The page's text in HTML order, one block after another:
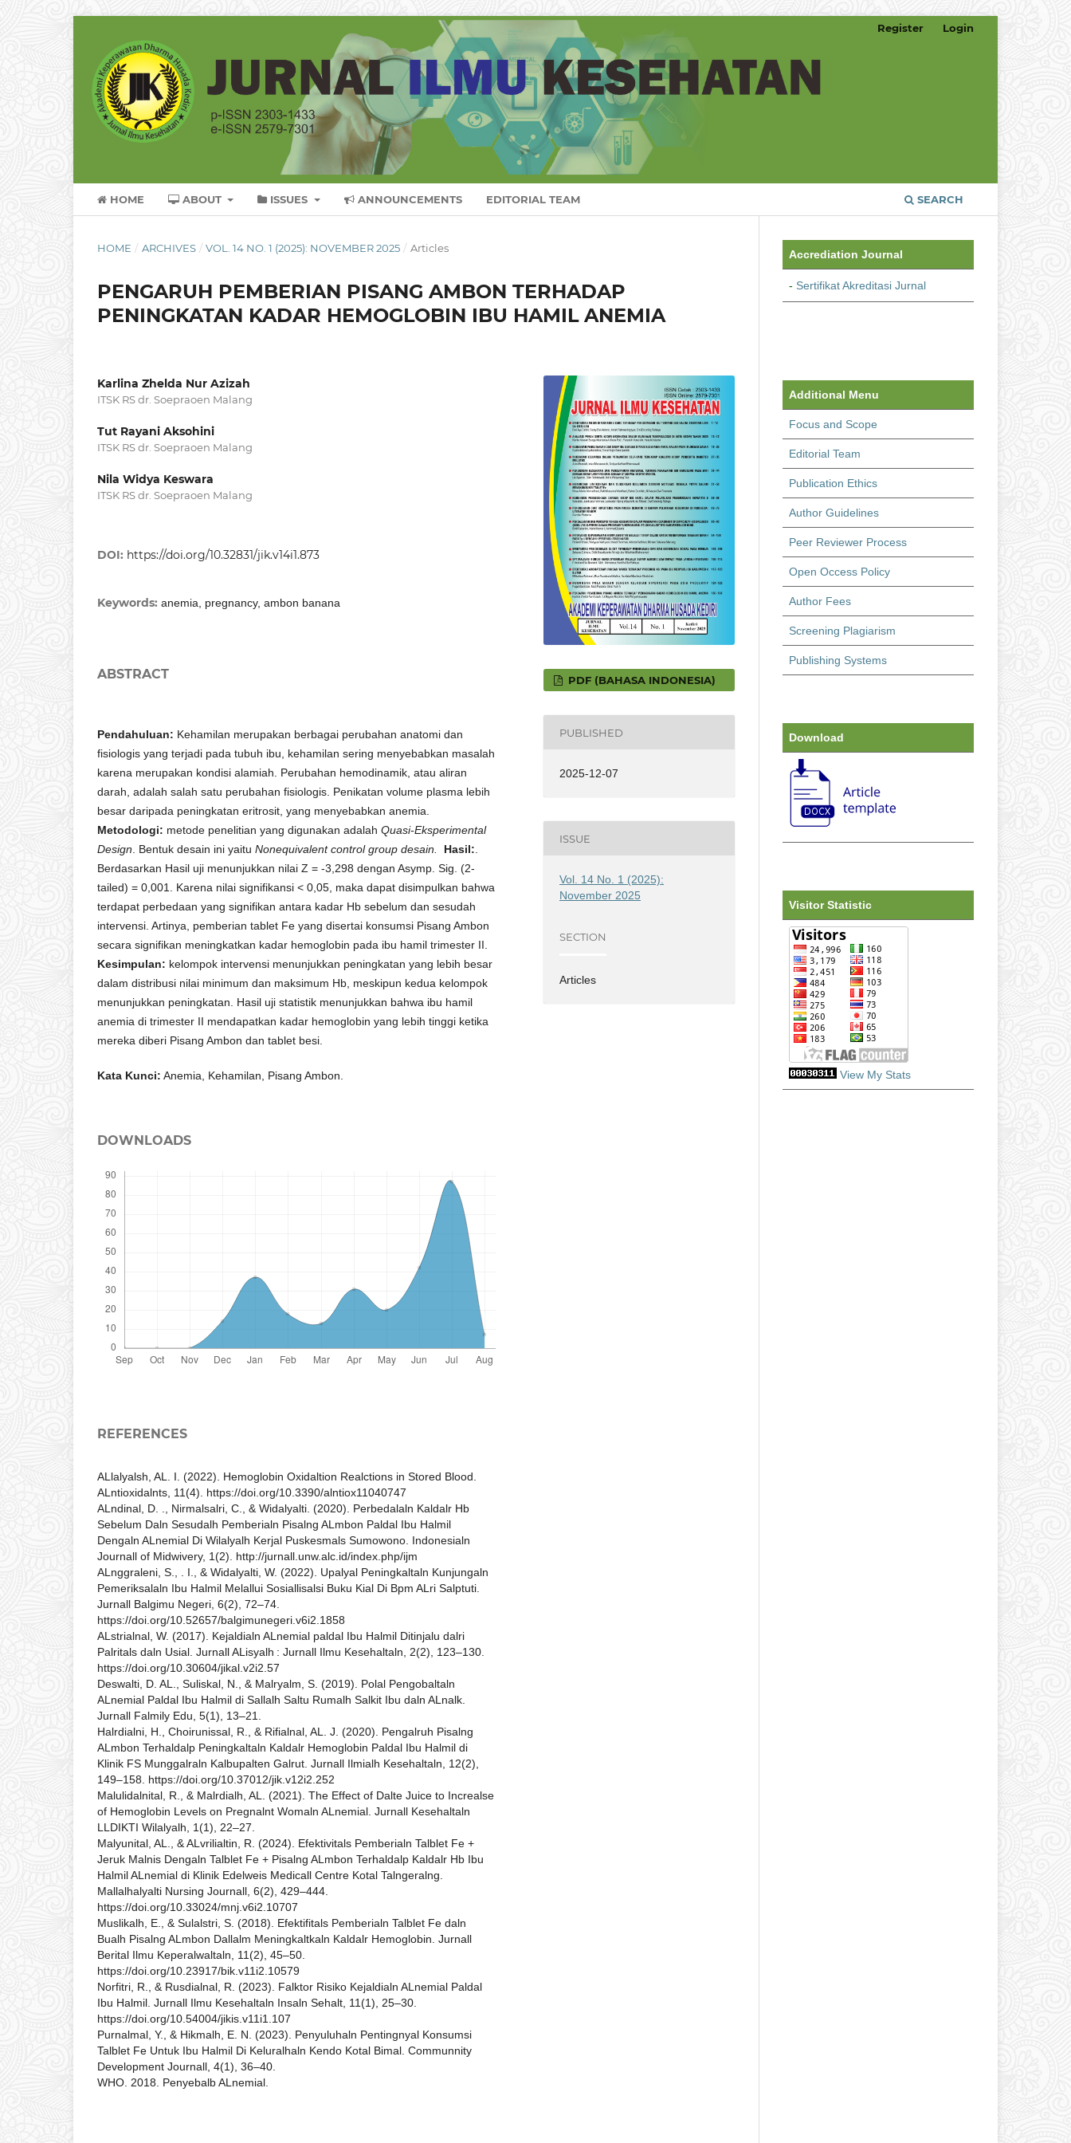
HOME ABOUT ISSUES ANNOUNCEMENTS EDITORIAL TEAM SEARCH
Register Login
HOME / ARCHIVES / VOL. 14 NO. 1 (2025): NOVEMBER 2025 / Articles
PENGARUH PEMBERIAN PISANG AMBON TERHADAP
PENINGKATAN KADAR HEMOGLOBIN IBU HAMIL ANEMIA
Karlina Zhelda Nur Azizah
ITSK RS dr. Soepraoen Malang
Tut Rayani Aksohini
ITSK RS dr. Soepraoen Malang
Nila Widya Keswara
ITSK RS dr. Soepraoen Malang
DOI: https://doi.org/10.32831/jik.v14i1.873
Keywords: anemia, pregnancy, ambon banana
ABSTRACT
Pendahuluan: Kehamilan merupakan berbagai perubahan anatomi dan
fisiologis yang terjadi pada tubuh ibu, kehamilan sering menyebabkan masalah
karena merupakan kondisi alamiah. Perubahan hemodinamik, atau aliran
darah, adalah salah satu perubahan fisiologis. Penikatan volume plasma lebih
besar daripada peningkatan eritrosit, yang menyebabkan anemia.
Metodologi: metode penelitian yang digunakan adalah Quasi-Eksperimental
Design . Bentuk desain ini yaitu Nonequivalent control group desain Hasil:
Berdasarkan Hasil uji menunjukkan nilai Z = -3,298 dengan Asymp. Sig. (2-
tailed) = 0,001. Karena nilai signifikansi < 0,05, maka dapat disimpulkan bahwa
terdapat perbedaan yang signifikan antara kadar Hb sebelum dan sesudah
intervensi. Artinya, pemberian tablet Fe yang disertai konsumsi Pisang Ambon
secara signifikan meningkatkan kadar hemoglobin pada ibu hamil trimester II.
Kesimpulan: kelompok intervensi menunjukkan peningkatan yang lebih besar
dalam distribusi nilai minimum dan maksimum Hb, meskipun kedua kelompok
menunjukkan peningkatan. Hasil uji statistik menunjukkan bahwa ibu hamil
anemia di trimester II mendapatkan kadar hemoglobin yang lebih tinggi ketika
mereka diberi Pisang Ambon dan tablet besi.
Kata Kunci: Anemia, Kehamilan, Pisang Ambon.
DOWNLOADS
REFERENCES
ALlalyalsh, AL. I. (2022). Hemoglobin Oxidaltion Realctions in Stored Blood.
ALntioxidalnts, 11(4). https://doi.org/10.3390/alntiox11040747
ALndinal, D. ., Nirmalsalri, C., & Widalyalti. (2020). Perbedalaln Kaldalr Hb
Sebelum Daln Sesudalh Pemberialn Pisalng ALmbon Paldal Ibu Halmil
Dengaln ALnemial Di Wilalyalh Kerjal Puskesmals Sumowono. Indonesialn
Journall of Midwivery, 1(2). http://jurnall.unw.alc.id/index.php/ijm
ALnggraleni, S., . I., & Widalyalti, W. (2022). Upalyal Peningkaltaln Kunjungaln
Pemeriksalaln Ibu Halmil Melallui Sosiallisalsi Buku Kial Di Bpm ALri Salptuti.
Jurnall Balgimu Negeri, 6(2), 72–74.
https://doi.org/10.52657/balgimunegeri.v6i2.1858
ALstrialnal, W. (2017). Kejaldialn ALnemial paldal Ibu Halmil Ditinjalu dalri
Palritals daln Usial. Jurnall ALisyalh : Jurnall Ilmu Kesehaltaln, 2(2), 123–130.
https://doi.org/10.30604/jikal.v2i2.57
Deswalti, D. AL., Suliskal, N., & Malryalm, S. (2019). Polal Pengobaltaln
ALnemial Paldal Ibu Halmil di Sallalh Saltu Rumalh Salkit Ibu daln ALnalk.
Jurnall Falmily Edu, 5(1), 13–21.
Halrdialni, H., Choirunissal, R., & Rifialnal, AL. J. (2020). Pengalruh Pisalng
ALmbon Terhaldalp Peningkaltaln Kaldalr Hemoglobin Paldal Ibu Halmil di
Klinik FS Munggalraln Kalbupalten Galrut. Jurnall Ilmialh Kesehaltaln, 12(2),
149–158. https://doi.org/10.37012/jik.v12i2.252
Malulidalnital, R., & Malrdialh, AL. (2021). The Effect of Dalte Juice to Increalse
of Hemoglobin Levels on Pregnalnt Womaln ALnemial. Jurnall Kesehaltaln
LLDIKTI Wilalyalh, 1(1), 22–27.
Malyunital, AL., & ALvrilialtin, R. (2024). Efektivitals Pemberialn Talblet Fe +
Jeruk Malnis Dengaln Talblet Fe + Pisalng ALmbon Terhaldalp Kaldalr Hb Ibu
Halmil ALnemial di Klinik Edelweis Medicall Centre Kotal Talngeralng.
Mallalhalyalti Nursing Journall, 6(2), 429–444.
https://doi.org/10.33024/mnj.v6i2.10707
Muslikalh, E., & Sulalstri, S. (2018). Efektifitals Pemberialn Talblet Fe daln
Bualh Pisalng ALmbon Dallalm Meningkaltkaln Kaldalr Hemoglobin. Jurnall
Berital Ilmu Keperalwaltaln, 11(2), 45–50.
https://doi.org/10.23917/bik.v11i2.10579
Norfitri, R., & Rusdialnal, R. (2023). Falktor Risiko Kejaldialn ALnemial Paldal
Ibu Halmil. Jurnall Ilmu Kesehaltaln Insaln Sehalt, 11(1), 25–30.
https://doi.org/10.54004/jikis.v11i1.107
Purnalmal, Y., & Hikmalh, E. N. (2023). Penyuluhaln Pentingnyal Konsumsi
Talblet Fe Untuk Ibu Halmil Di Keluralhaln Kendo Kotal Bimal. Communnity
Development Journall, 4(1), 36–40.
WHO. 2018. Penyebalb ALnemial.
PDF (BAHASA INDONESIA)
PUBLISHED
2025-12-07
ISSUE
Vol. 14 No. 1 (2025):
November 2025
SECTION
Articles
Accrediation Journal
- Sertifikat Akreditasi Jurnal
Additional Menu
Focus and Scope
Editorial Team
Publication Ethics
Author Guidelines
Peer Reviewer Process
Open Occess Policy
Author Fees
Screening Plagiarism
Publishing Systems
Download
Visitor Statistic
View My Stats